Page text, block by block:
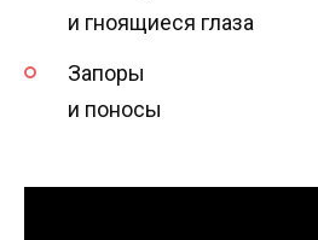
и гноящиеся глаза
Запоры
и поносы